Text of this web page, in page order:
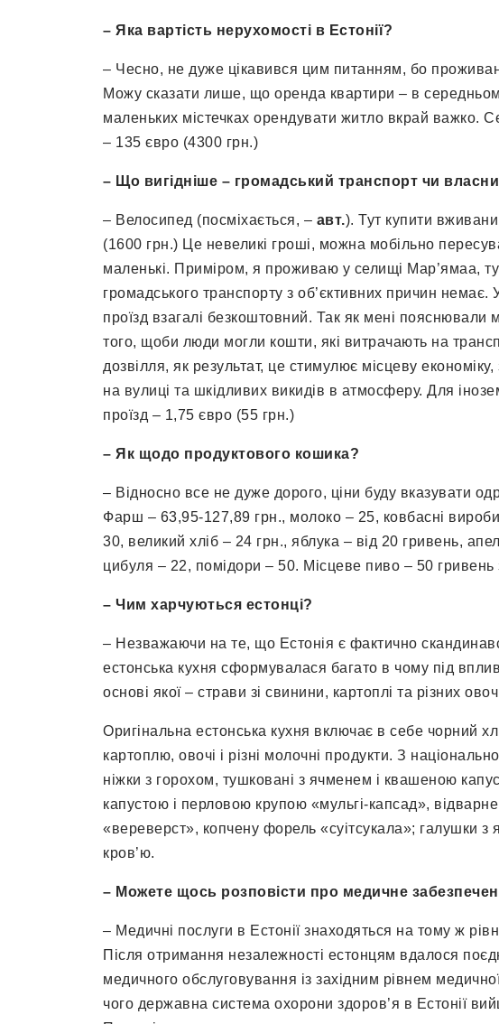
– Яка вартість нерухомості в Естонії?
– Чесно, не дуже цікавився цим питанням, бо
Можу сказати лише, що оренда квартири – в
маленьких містечках орендувати житло вкрай важко.
– 135 євро (4300 грн.)
– Що вигідніше – громадський транспорт чи
– Велосипед (посміхається, – авт.). Тут купити
(1600 грн.) Це невеликі гроші, можна мобільно
маленькі. Приміром, я проживаю у селищі Мар’ямаа,
громадського транспорту з об’єктивних причин немає.
проїзд взагалі безкоштовний. Так як мені пояснювали
того, щоби люди могли кошти, які витрачають на
дозвілля, як результат, це стимулює місцеву економіку,
на вулиці та шкідливих викидів в атмосферу. Для
проїзд – 1,75 євро (55 грн.)
– Як щодо продуктового кошика?
– Відносно все не дуже дорого, ціни буду вказувати
Фарш – 63,95-127,89 грн., молоко – 25, ковбасні
30, великий хліб – 24 грн., яблука – від 20 гривень,
цибуля – 22, помідори – 50. Місцеве пиво – 50 гривень
– Чим харчуються естонці?
– Незважаючи на те, що Естонія є фактично
естонська кухня сформувалася багато в чому під
основі якої – страви зі свинини, картоплі та різних
Оригінальна естонська кухня включає в себе чорний
картоплю, овочі і різні молочні продукти. З
ніжки з горохом, тушковані з ячменем і квашеною
капустою і перловою крупою «мульгі-капсад»,
«вереверст», копчену форель «суітсукала»; галушки з
кров’ю.
– Можете щось розповісти про медичне
– Медичні послуги в Естонії знаходяться на тому ж
Після отримання незалежності естонцям вдалося
медичного обслуговування із західним рівнем медичної
чого державна система охорони здоров’я в Естонії